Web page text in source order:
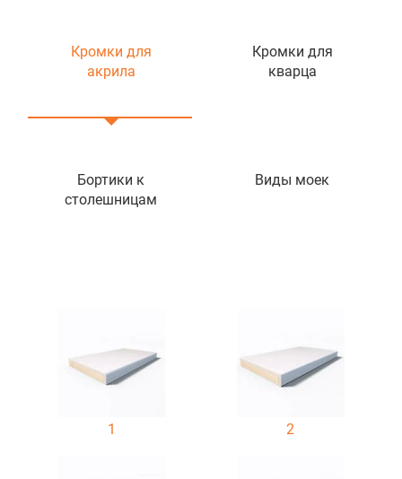
Кромки для
акрила
Кромки для
кварца
Бортики к
столешницам
Виды моек
1 2